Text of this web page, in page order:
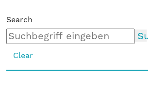
Search
Clear